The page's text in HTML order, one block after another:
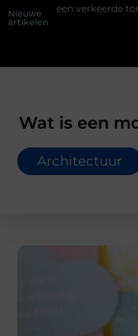
Nieuwe
artikelen
je een verkeerde
Wat is een
Architectuur